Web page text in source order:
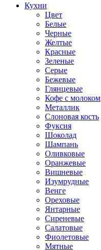
Кухни
Цвет
Белые
Черные
Желтые
Красные
Зеленые
Серые
Бежевые
Глянцевые
Кофе с молоком
Металлик
Слоновая кость
Фуксия
Шоколад
Шампань
Оливковые
Оранжевые
Вишневые
Изумрудные
Венге
Ореховые
Янтарные
Сиреневые
Салатовые
Фиолетовые
Мятные